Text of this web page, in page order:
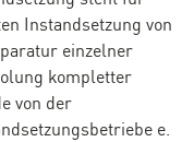
Instandsetzung von
einzelner
kompletter
von der
e.